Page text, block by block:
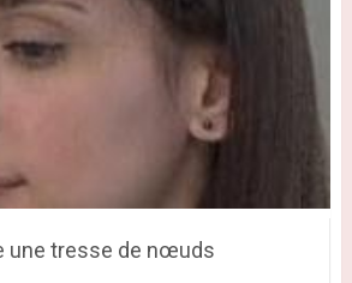
une tresse de nœuds